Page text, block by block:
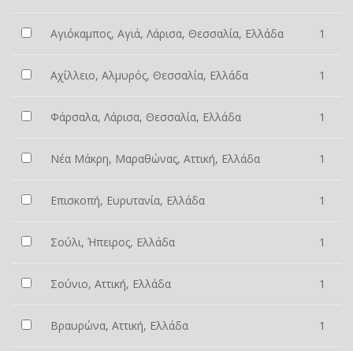
Αγιόκαμπος, Αγιά, Λάρισα, Θεσσαλία, Ελλάδα 1
Αχίλλειο, Αλμυρός, Θεσσαλία, Ελλάδα 1
Φάρσαλα, Λάρισα, Θεσσαλία, Ελλάδα 1
Νέα Μάκρη, Μαραθώνας, Αττική, Ελλάδα 1
Επισκοπή, Ευρυτανία, Ελλάδα 1
Σούλι, Ήπειρος, Ελλάδα 1
Σούνιο, Αττική, Ελλάδα 1
Βραυρώνα, Αττική, Ελλάδα 1